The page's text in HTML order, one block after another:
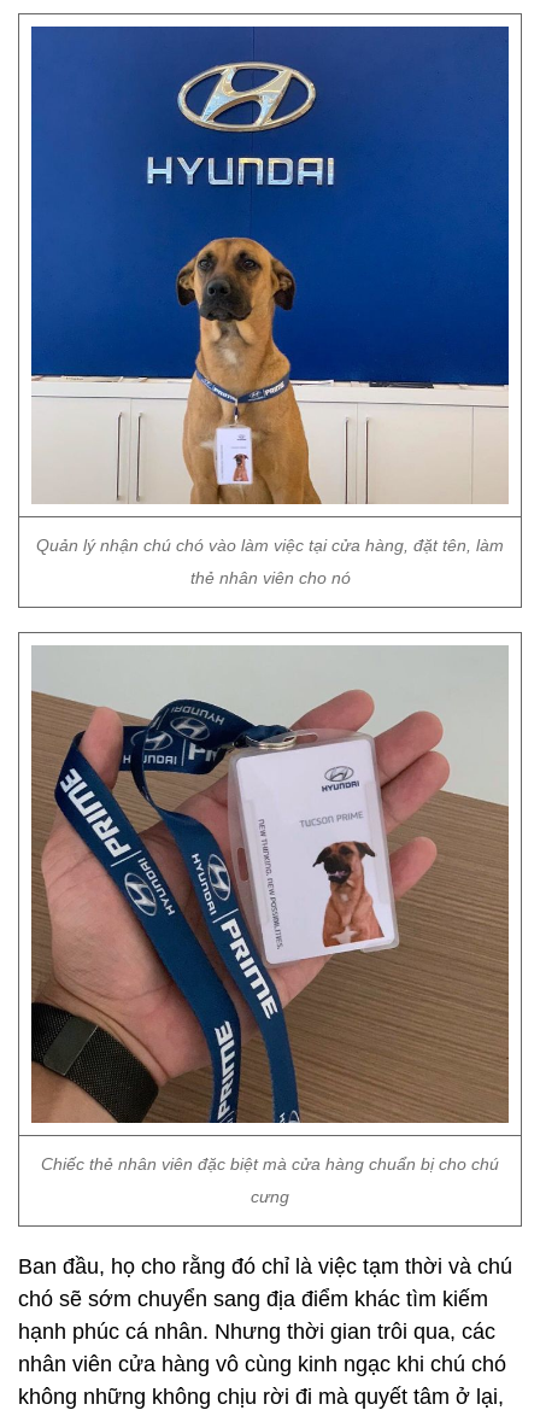
Quản lý nhận chú chó vào làm việc tại cửa hàng, đặt tên, làm
thẻ nhân viên cho nó
Chiếc thẻ nhân viên đặc biệt mà cửa hàng chuẩn bị cho chú
cưng
Ban đầu, họ cho rằng đó chỉ là việc tạm thời và chú
chó sẽ sớm chuyển sang địa điểm khác tìm kiếm
hạnh phúc cá nhân. Nhưng thời gian trôi qua, các
nhân viên cửa hàng vô cùng kinh ngạc khi chú chó
không những không chịu rời đi mà quyết tâm ở lại,